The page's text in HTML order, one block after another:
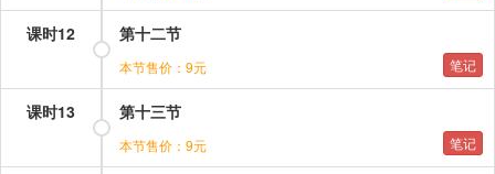
课时12 第十二节
本节售价：9元 笔记
课时13 第十三节
本节售价：9元 笔记